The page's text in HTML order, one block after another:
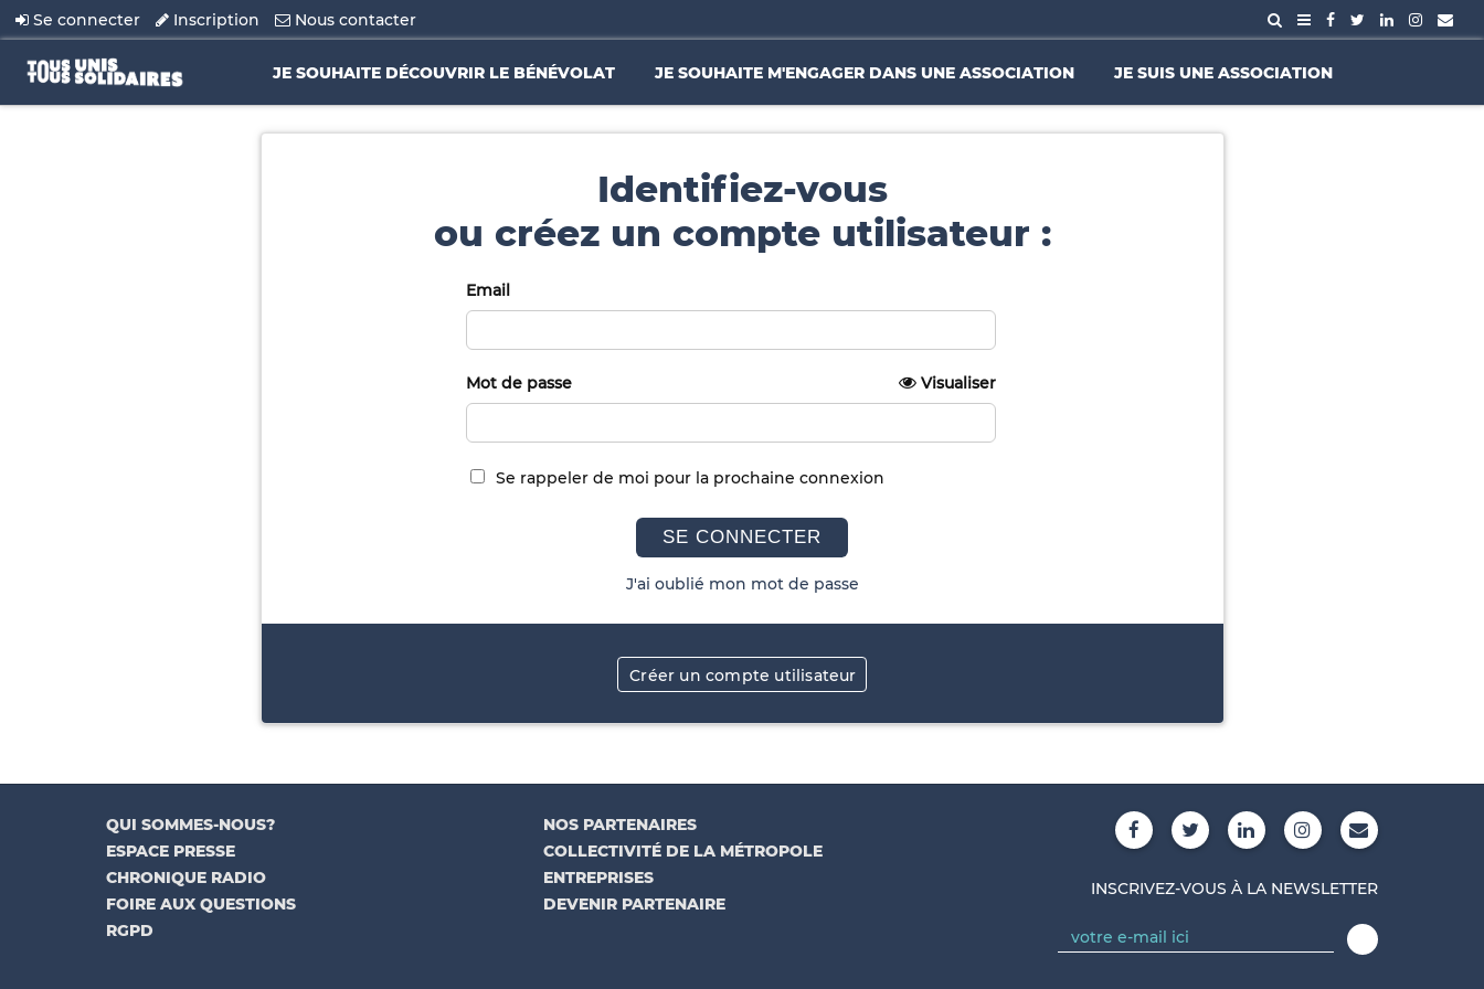
Se connecter Inscription Nous contacter
JE SOUHAITE DÉCOUVRIR LE BÉNÉVOLAT JE SOUHAITE M'ENGAGER DANS UNE ASSOCIATION JE SUIS UNE ASSOCIATION
Identifiez-vous
ou créez un compte utilisateur :
Email
Mot de passe Visualiser
Se rappeler de moi pour la prochaine connexion
SE CONNECTER
J'ai oublié mon mot de passe
Créer un compte utilisateur
QUI SOMMES-NOUS?
ESPACE PRESSE
CHRONIQUE RADIO
FOIRE AUX QUESTIONS
RGPD
NOS PARTENAIRES
COLLECTIVITÉ DE LA MÉTROPOLE
ENTREPRISES
DEVENIR PARTENAIRE
INSCRIVEZ-VOUS À LA NEWSLETTER